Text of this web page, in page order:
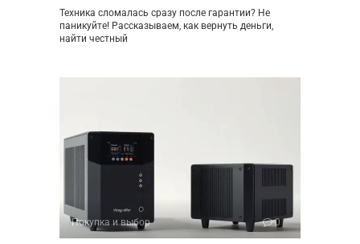
Техника сломалась сразу после гарантии? Не
паникуйте! Рассказываем, как вернуть деньги,
найти честный
Покупка и выбор 0